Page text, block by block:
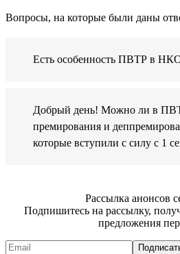
Вопросы, на которые были даны
Есть особенность ПВТР в
Добрый день! Можно ли в
премирования и
которые вступили с силу с 1
Рассылка анонсов
Подпишитесь на рассылку,
предложения